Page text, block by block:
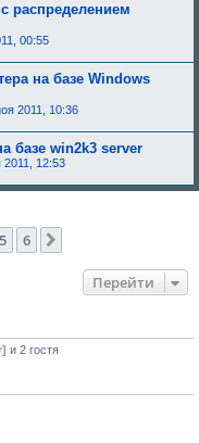
распределением
00:55
на базе Windows
2011, 10:36
базе win2k3 server
2011, 12:53
5 6
Перейти
и 2 гостя